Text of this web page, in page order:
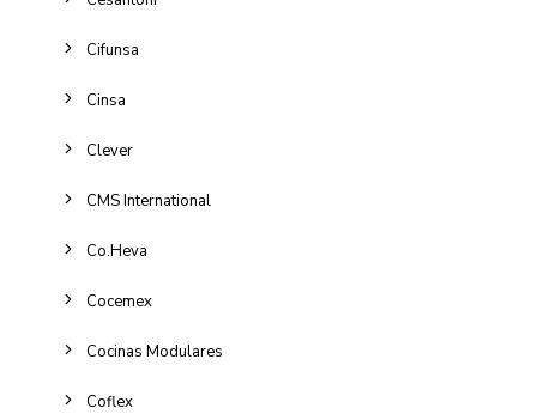
Cifunsa
Cinsa
Clever
CMS International
Co.Heva
Cocemex
Cocinas Modulares
Coflex